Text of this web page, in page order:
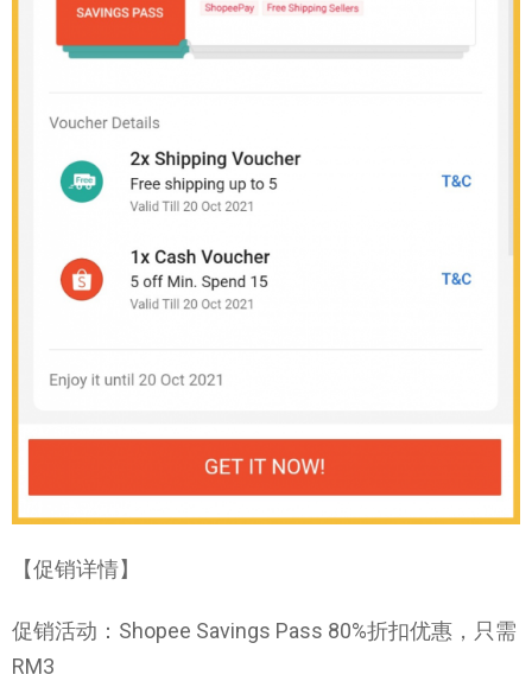
【促销详情】
促销活动：Shopee Savings Pass 80%折扣优惠，只需
RM3